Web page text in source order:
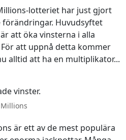
lotteriet har just gjort
Huvudsyftet
att öka vinsterna i alla
att uppnå detta kommer
alltid att ha en multiplikator...
vinster.
är ett av de mest populära